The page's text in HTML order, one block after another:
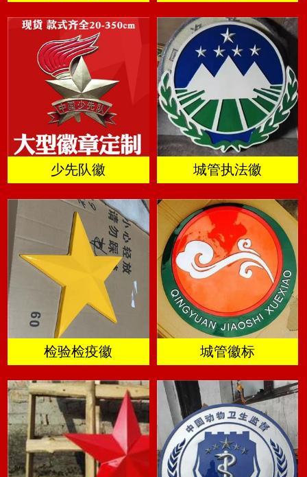
少先队徽 城管执法徽
检验检疫徽 城管徽标